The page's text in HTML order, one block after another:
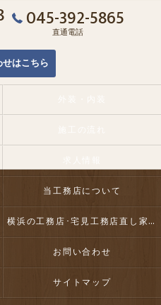
045-392-5865
直通電話
はこちら
当工務店について
横浜の工務店･宅見工務店直し家本舗合同会社の評判
お問い合わせ
サイトマップ